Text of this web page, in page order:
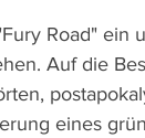
Road" ein
Auf die
eines